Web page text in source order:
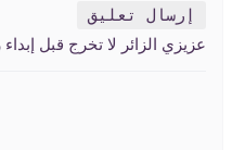
إرسال تعليق
عزيزي الزائر لا تخرج قبل